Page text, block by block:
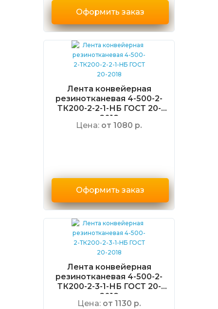
Оформить заказ
Лента конвейерная
резинотканевая 4-500-2-
ТК200-2-2-1-НБ ГОСТ 20-
2018
Цена: от 1080 р.
Оформить заказ
Лента конвейерная
резинотканевая 4-500-2-
ТК200-2-3-1-НБ ГОСТ 20-
2018
Цена: от 1130 р.